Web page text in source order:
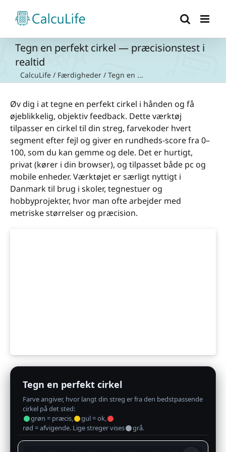
content
Tegn en perfekt cirkel — præcisionstest i
realtid
CalcuLife / Færdigheder / Tegn en ...
Øv dig i at tegne en perfekt cirkel i hånden og få
øjeblikkelig, objektiv feedback. Dette værktøj
tilpasser en cirkel til din streg, farvekoder hvert
segment efter fejl og giver en rundheds-score fra 0–
100, som du kan gemme og dele. Det er hurtigt,
privat (kører i din browser), og tilpasset både pc og
mobile enheder. Værktøjet er særligt nyttigt i
Danmark til brug i skoler, tegnestuer og
hobbyprojekter, hvor man ofte arbejder med
metriske størrelser og præcision.
Tegn en perfekt cirkel
Farve angiver, hvor langt din streg er fra den bedstpassende
cirkel på det sted:
grøn = præcis,
gul = ok,
rød = afvigende. Lige streger vises
grå.